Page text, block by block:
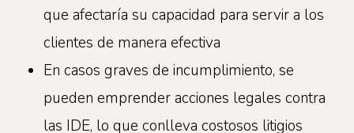
que afectaría su capacidad para servir a los
clientes de manera efectiva
En casos graves de incumplimiento, se
pueden emprender acciones legales contra
las IDE, lo que conlleva costosos litigios